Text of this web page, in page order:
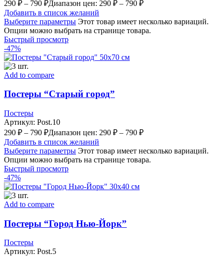
290 ₽ – 790 ₽Диапазон цен: 290 ₽ – 790 ₽
Добавить в список желаний
Выберите параметры Этот товар имеет несколько вариаций.
Опции можно выбрать на странице товара.
Быстрый просмотр
-47%
Add to compare
Постеры “Старый город”
Постеры
Артикул: Post.10
290 ₽ – 790 ₽Диапазон цен: 290 ₽ – 790 ₽
Добавить в список желаний
Выберите параметры Этот товар имеет несколько вариаций.
Опции можно выбрать на странице товара.
Быстрый просмотр
-47%
Add to compare
Постеры “Город Нью-Йорк”
Постеры
Артикул: Post.5